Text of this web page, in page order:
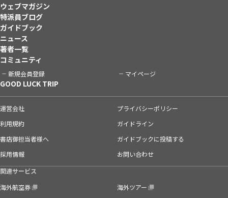
ウェブマガジン
特派員ブログ
ガイドブック
ニュース
著者一覧
コミュニティ
新規会員登録 マイページ
GOOD LUCK TRIP
運営会社
プライバシーポリシー
利用規約
ガイドライン
書店御担当者様へ
ガイドブックに投稿する
採用情報
お問い合わせ
関連サービス
海外航空券
海外ツアー